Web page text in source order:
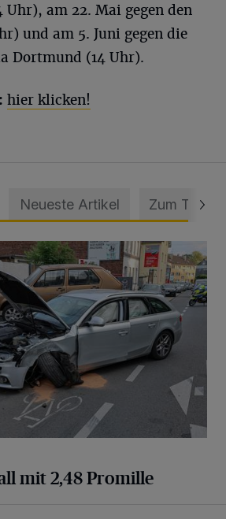
Uhr), am 22. Mai gegen den
und am 5. Juni gegen die
Dortmund (14 Uhr).
hier klicken!
Neueste Artikel Zum Thema
2,48 Promille
mit 2,48 Promille